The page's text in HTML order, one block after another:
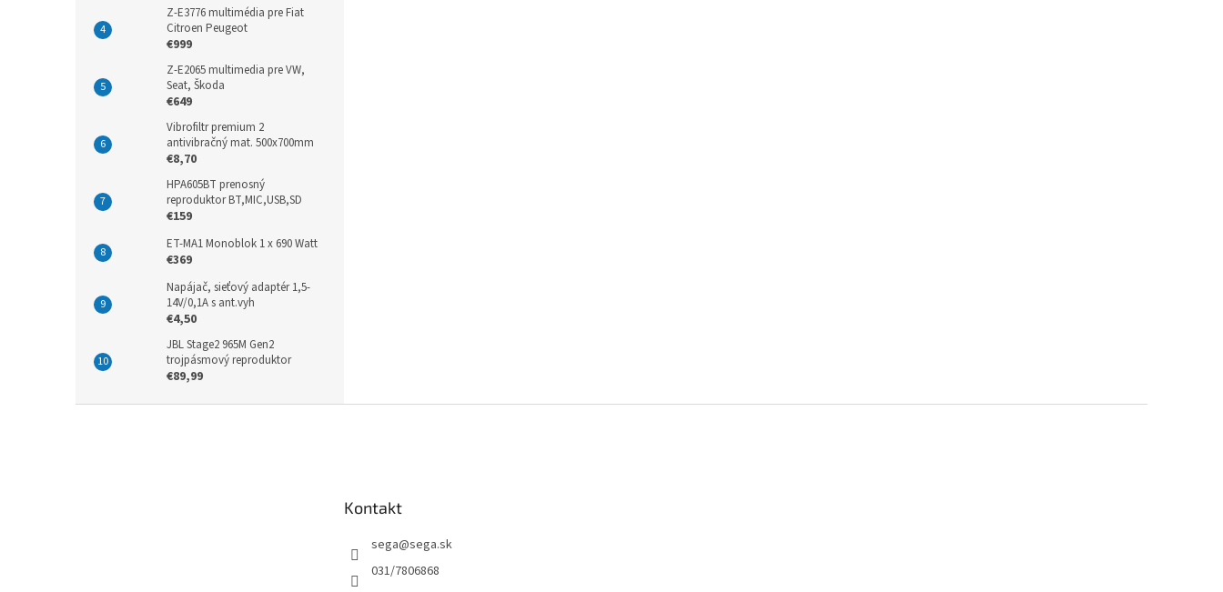
Z-E3776 multimédia pre Fiat
Citroen Peugeot
€999
Z-E2065 multimedia pre VW,
Seat, Škoda
€649
Vibrofiltr premium 2
antivibračný mat. 500x700mm
€8,70
HPA605BT prenosný
reproduktor BT,MIC,USB,SD
€159
ET-MA1 Monoblok 1 x 690 Watt
€369
Napájač, sieťový adaptér 1,5-
14V/0,1A s ant.vyh
€4,50
JBL Stage2 965M Gen2
trojpásmový reproduktor
€89,99
Kontakt
sega@sega.sk
031/7806868